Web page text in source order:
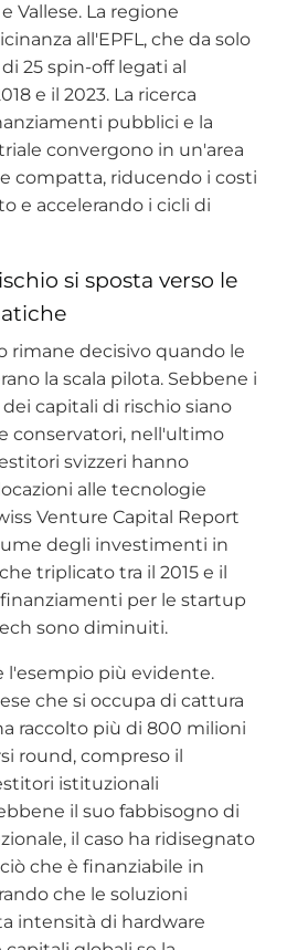
Vallese. La regione
all'EPFL, che da solo
25 spin-off legati al
e il 2023. La ricerca
pubblici e la
convergono in un'area
compatta, riducendo i costi
e accelerando i cicli di
si sposta verso le
rimane decisivo quando le
la scala pilota. Sebbene i
capitali di rischio siano
conservatori, nell'ultimo
svizzeri hanno
alle tecnologie
Venture Capital Report
degli investimenti in
triplicato tra il 2015 e il
finanziamenti per le startup
sono diminuiti.
l'esempio più evidente.
che si occupa di cattura
raccolto più di 800 milioni
round, compreso il
istituzionali
il suo fabbisogno di
il caso ha ridisegnato
che è finanziabile in
che le soluzioni
intensità di hardware